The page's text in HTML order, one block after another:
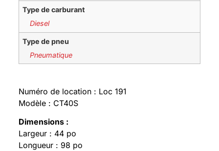
Type de carburant
Diesel
Type de pneu
Pneumatique
Numéro de location : Loc 191
Modèle : CT40S
Dimensions :
Largeur : 44 po
Longueur : 98 po